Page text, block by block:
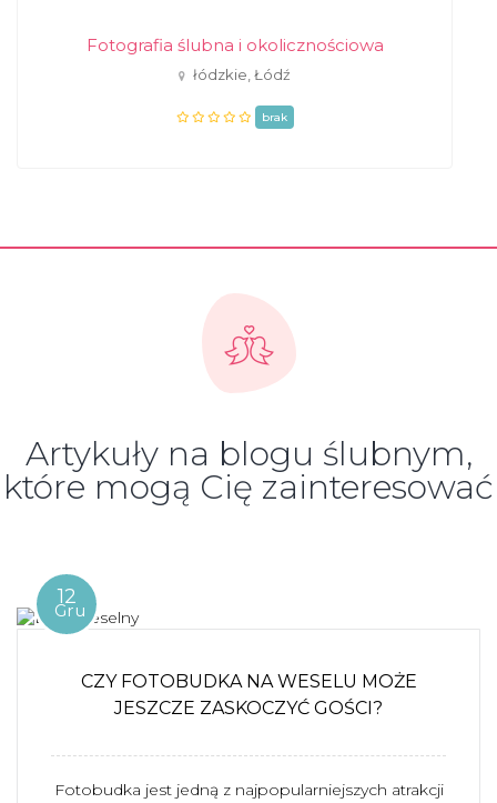
Fotografia ślubna i okolicznościowa
łódzkie, Łódź
brak
Artykuły na blogu ślubnym,
które mogą Cię zainteresować
12
Gru
CZY FOTOBUDKA NA WESELU MOŻE
JESZCZE ZASKOCZYĆ GOŚCI?
Fotobudka jest jedną z najpopularniejszych atrakcji